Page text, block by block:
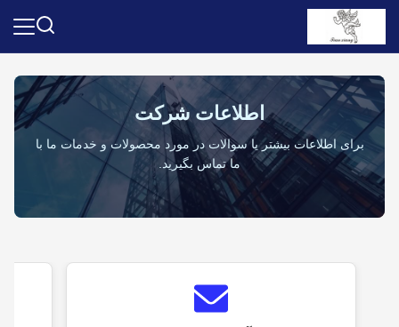
اطلاعات شرکت
برای اطلاعات بیشتر یا سوالات در مورد محصولات و خدمات ما با
ما تماس بگیرید.